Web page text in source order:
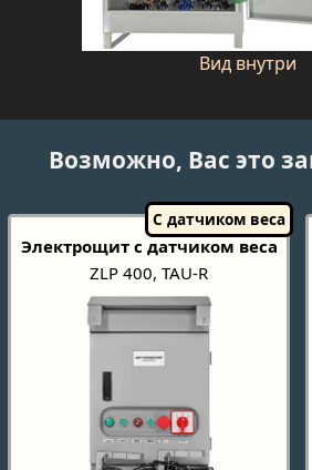
Вид внутри
Возможно, Вас это
Электрощит с датчиком веса
ZLP 400, TAU-R